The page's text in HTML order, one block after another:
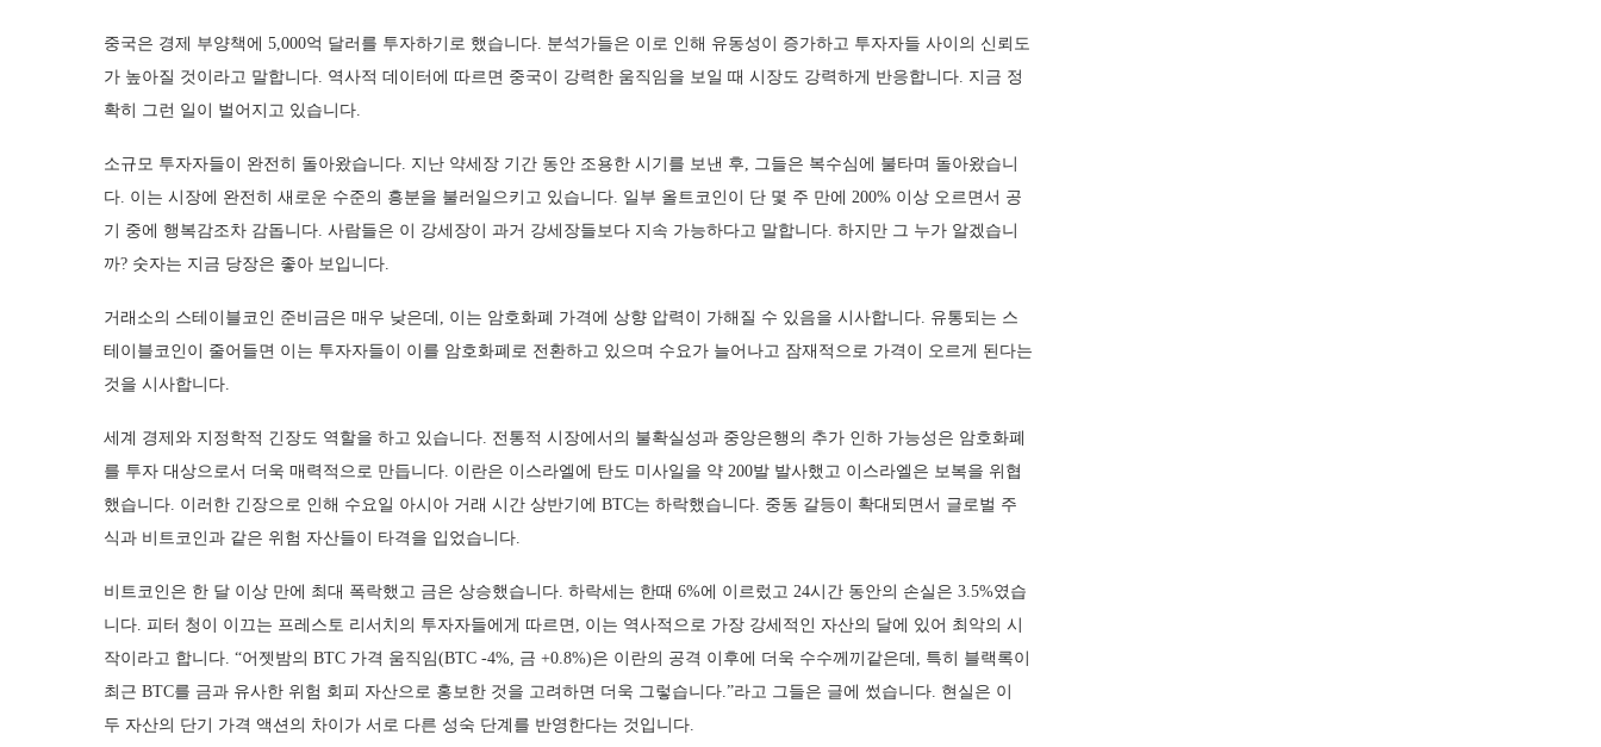
중국은 경제 부양책에 5,000억 달러를 투자하기로 했습니다. 분석가들은 이로 인해 유동성이 증가하고 투자자들 사이의 신뢰도
가 높아질 것이라고 말합니다. 역사적 데이터에 따르면 중국이 강력한 움직임을 보일 때 시장도 강력하게 반응합니다. 지금 정
확히 그런 일이 벌어지고 있습니다.
소규모 투자자들이 완전히 돌아왔습니다. 지난 약세장 기간 동안 조용한 시기를 보낸 후, 그들은 복수심에 불타며 돌아왔습니
다. 이는 시장에 완전히 새로운 수준의 흥분을 불러일으키고 있습니다. 일부 올트코인이 단 몇 주 만에 200% 이상 오르면서 공
기 중에 행복감조차 감돕니다. 사람들은 이 강세장이 과거 강세장들보다 지속 가능하다고 말합니다. 하지만 그 누가 알겠습니
까? 숫자는 지금 당장은 좋아 보입니다.
거래소의 스테이블코인 준비금은 매우 낮은데, 이는 암호화폐 가격에 상향 압력이 가해질 수 있음을 시사합니다. 유통되는 스
테이블코인이 줄어들면 이는 투자자들이 이를 암호화폐로 전환하고 있으며 수요가 늘어나고 잠재적으로 가격이 오르게 된다는
것을 시사합니다.
세계 경제와 지정학적 긴장도 역할을 하고 있습니다. 전통적 시장에서의 불확실성과 중앙은행의 추가 인하 가능성은 암호화폐
를 투자 대상으로서 더욱 매력적으로 만듭니다. 이란은 이스라엘에 탄도 미사일을 약 200발 발사했고 이스라엘은 보복을 위협
했습니다. 이러한 긴장으로 인해 수요일 아시아 거래 시간 상반기에 BTC는 하락했습니다. 중동 갈등이 확대되면서 글로벌 주
식과 비트코인과 같은 위험 자산들이 타격을 입었습니다.
비트코인은 한 달 이상 만에 최대 폭락했고 금은 상승했습니다. 하락세는 한때 6%에 이르렀고 24시간 동안의 손실은 3.5%였습
니다. 피터 청이 이끄는 프레스토 리서치의 투자자들에게 따르면, 이는 역사적으로 가장 강세적인 자산의 달에 있어 최악의 시
작이라고 합니다. “어젯밤의 BTC 가격 움직임(BTC -4%, 금 +0.8%)은 이란의 공격 이후에 더욱 수수께끼같은데, 특히 블랙록이
최근 BTC를 금과 유사한 위험 회피 자산으로 홍보한 것을 고려하면 더욱 그렇습니다.”라고 그들은 글에 썼습니다. 현실은 이
두 자산의 단기 가격 액션의 차이가 서로 다른 성숙 단계를 반영한다는 것입니다.